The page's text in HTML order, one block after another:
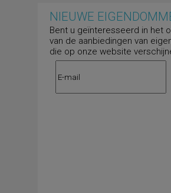
NIEUWE
Bent u geïnteresseerd in het
van de aanbiedingen van
die op onze website